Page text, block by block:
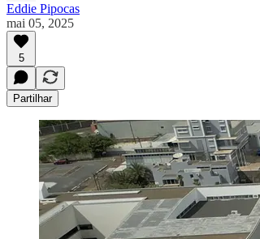
Eddie Pipocas
mai 05, 2025
5
Partilhar